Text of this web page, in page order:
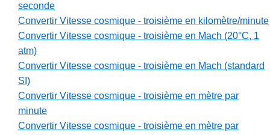
seconde
Convertir Vitesse cosmique - troisième en kilomètre/minute
Convertir Vitesse cosmique - troisième en Mach (20°C, 1
atm)
Convertir Vitesse cosmique - troisième en Mach (standard
SI)
Convertir Vitesse cosmique - troisième en mètre par
minute
Convertir Vitesse cosmique - troisième en mètre par